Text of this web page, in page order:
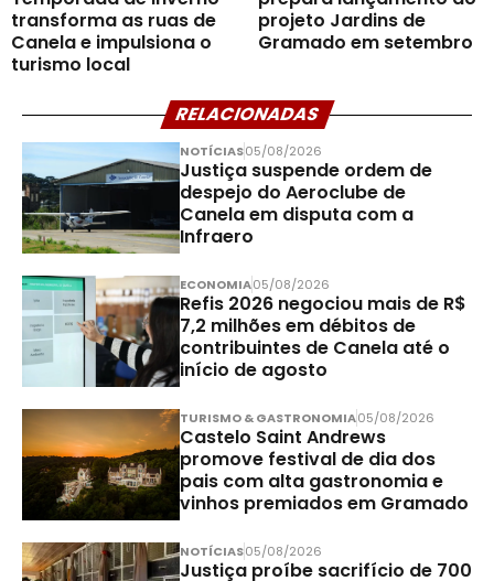
transforma as ruas de
Canela e impulsiona o
turismo local
projeto Jardins de
Gramado em setembro
RELACIONADAS
NOTÍCIAS05/08/2026
Justiça suspende ordem de
despejo do Aeroclube de
Canela em disputa com a
Infraero
ECONOMIA05/08/2026
Refis 2026 negociou mais de R$
7,2 milhões em débitos de
contribuintes de Canela até o
início de agosto
TURISMO & GASTRONOMIA05/08/2026
Castelo Saint Andrews
promove festival de dia dos
pais com alta gastronomia e
vinhos premiados em Gramado
NOTÍCIAS05/08/2026
Justiça proíbe sacrifício de 700